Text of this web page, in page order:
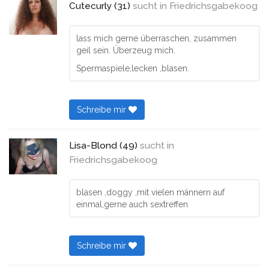
Cutecurly (31) sucht in Friedrichsgabekoog
lass mich gerne überraschen, zusammen
geil sein. Überzeug mich.
Spermaspiele,lecken ,blasen.
Schreibe mir
Lisa-Blond (49) sucht in
Friedrichsgabekoog
blasen ,doggy ,mit vielen männern auf
einmal,gerne auch sextreffen
Schreibe mir